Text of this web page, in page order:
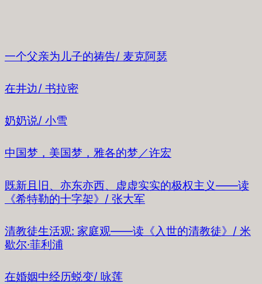
一个父亲为儿子的祷告/ 麦克阿瑟
在井边/ 书拉密
奶奶说/ 小雪
中国梦，美国梦，雅各的梦／许宏
既新且旧、亦东亦西、虚虚实实的极权主义——读
《希特勒的十字架》/ 张大军
清教徒生活观: 家庭观——读《入世的清教徒》/ 米
歇尔·菲利浦
在婚姻中经历蜕变/ 咏莲